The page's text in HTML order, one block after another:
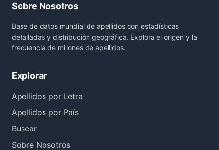
Sobre Nosotros
Base de datos mundial de apellidos con estadísticas
detalladas y distribución geográfica. Explora el origen y la
frecuencia de millones de apellidos.
Explorar
Apellidos por Letra
Apellidos por País
Buscar
Sobre Nosotros